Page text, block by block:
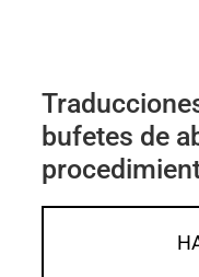
bufetes de